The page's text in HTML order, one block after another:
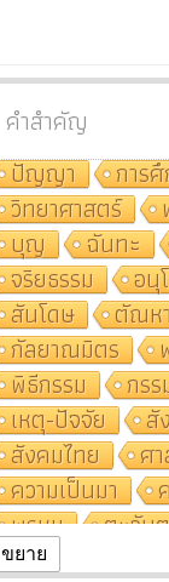
คำสำคัญ
ปัญญา
การ
วิทยาศาสตร์
บุญ
ฉันทะ
จริยธรรม
อนุ
สันโดษ
ตัณห
กัลยาณมิตร
พิธีกรรม
กร
เหตุ-ปัจจัย
สั
สังคมไทย
ศ
ความเป็นมา
พรหม
ตะวัน
ปฏิจจสมุปบาท
ขยาย